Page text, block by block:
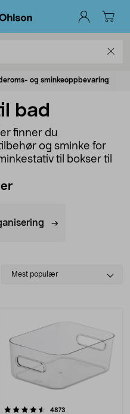
og sminkeoppbevaring
bad
finner du
og sminke for
til bokser til
Select
Mest populær
4873